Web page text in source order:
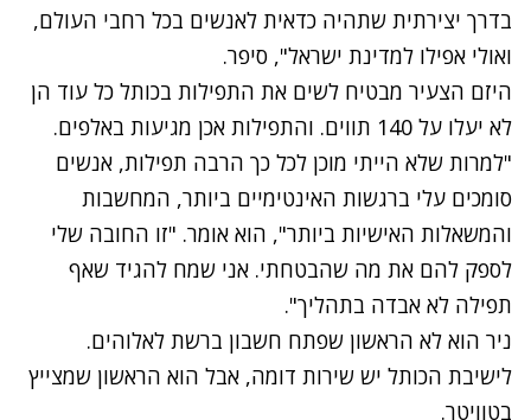
בדרך יצירתית שתהיה כדאית לאנשים בכל רחבי העולם,
ואולי אפילו למדינת ישראל", סיפר.
היזם הצעיר מבטיח לשים את התפילות בכותל כל עוד הן
לא יעלו על 140 תווים. והתפילות אכן מגיעות באלפים.
"למרות שלא הייתי מוכן לכל כך הרבה תפילות, אנשים
סומכים עלי ברגשות האינטימיים ביותר, המחשבות
והמשאלות האישיות ביותר", הוא אומר. "זו החובה שלי
לספק להם את מה שהבטחתי. אני שמח להגיד שאף
תפילה לא אבדה בתהליך".
ניר הוא לא הראשון שפתח חשבון ברשת לאלוהים.
לישיבת הכותל יש שירות דומה, אבל הוא הראשון שמצייץ
בטוויטר.